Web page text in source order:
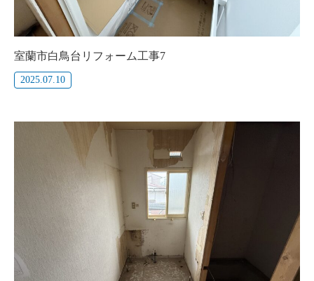
室蘭市白鳥台リフォーム工事7
2025.07.10